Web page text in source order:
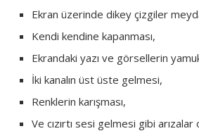
Ekran üzerinde dikey çizgiler
Kendi kendine kapanması,
Ekrandaki yazı ve görsellerin
İki kanalın üst üste gelmesi,
Renklerin karışması,
Ve cızırtı sesi gelmesi gibi arızalar